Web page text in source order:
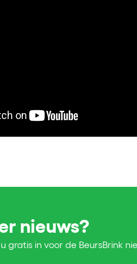
nieuws?
gratis in voor de BeursBrink